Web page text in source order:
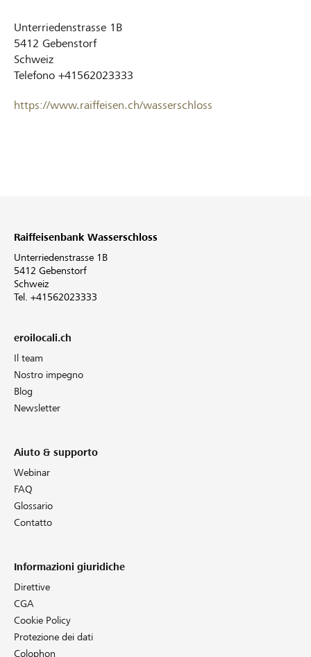
Unterriedenstrasse 1B
5412 Gebenstorf
Schweiz
Telefono +41562023333
https://www.raiffeisen.ch/wasserschloss
Raiffeisenbank Wasserschloss
Unterriedenstrasse 1B
5412 Gebenstorf
Schweiz
Tel. +41562023333
eroilocali.ch
Il team
Nostro impegno
Blog
Newsletter
Aiuto & supporto
Webinar
FAQ
Glossario
Contatto
Informazioni giuridiche
Direttive
CGA
Cookie Policy
Protezione dei dati
Colophon